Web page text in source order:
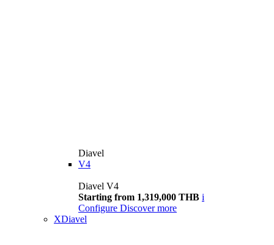
Diavel
V4
Diavel V4
Starting from 1,319,000 THB i
Configure Discover more
XDiavel